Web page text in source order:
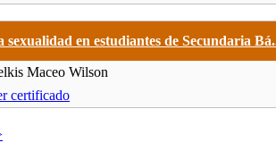
sexualidad en estudiantes de Secundaria
Maceo Wilson
certificado